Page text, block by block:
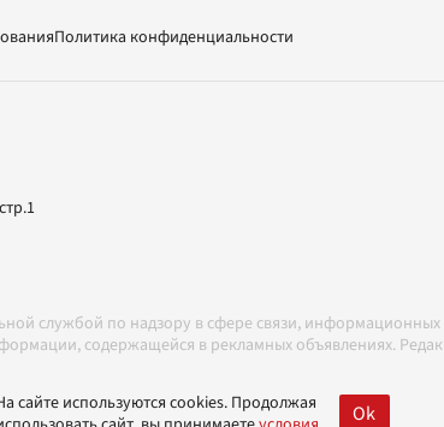
Политика конфиденциальности
службой по надзору в сфере связи,
содержащейся в рекламных объявлениях.
в соответствии с Правилами
сайте используются cookies. Продолжая
Ok